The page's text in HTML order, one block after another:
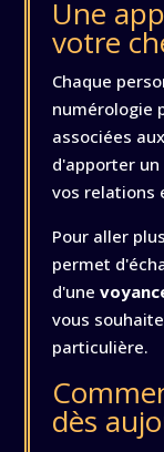
Une
votre
Chaque
numérologie
associées
d'apporter
vos relations
Pour aller
permet
d'une
vous
particulière.
dès